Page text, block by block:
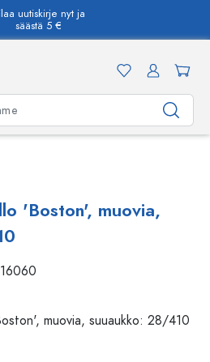
uutiskirje nyt ja
säästä 5 €
'Boston', muovia,